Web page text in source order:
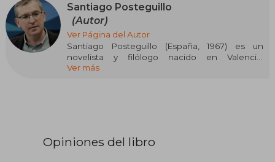
Santiago Posteguillo
(Autor)
Ver Página del Autor
Santiago Posteguillo (España, 1967) es un
novelista y filólogo nacido en Valencia,
especializado en novela histórica ambientada
de novela histórica en español. Además de su
Ver más
Opiniones del libro